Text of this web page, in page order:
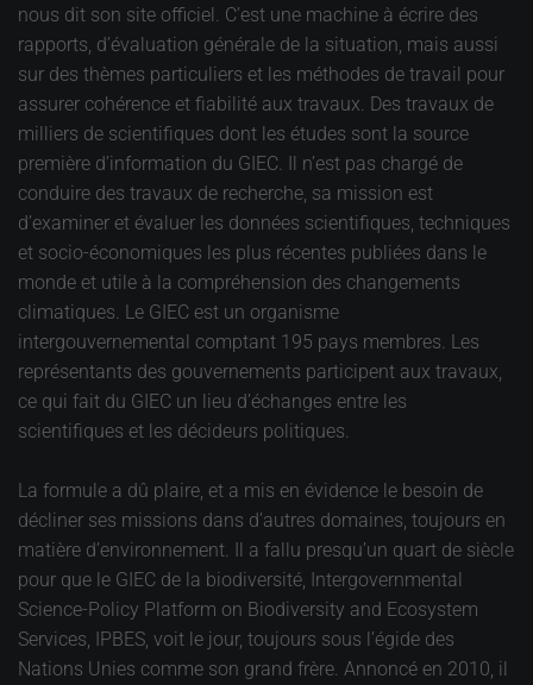
nous dit son site officiel. C’est une machine à écrire des
rapports, d’évaluation générale de la situation, mais aussi
sur des thèmes particuliers et les méthodes de travail pour
assurer cohérence et fiabilité aux travaux. Des travaux de
milliers de scientifiques dont les études sont la source
première d’information du GIEC. Il n’est pas chargé de
conduire des travaux de recherche, sa mission est
d’examiner et évaluer les données scientifiques, techniques
et socio-économiques les plus récentes publiées dans le
monde et utile à la compréhension des changements
climatiques. Le GIEC est un organisme
intergouvernemental comptant 195 pays membres. Les
représentants des gouvernements participent aux travaux,
ce qui fait du GIEC un lieu d’échanges entre les
scientifiques et les décideurs politiques.
La formule a dû plaire, et a mis en évidence le besoin de
décliner ses missions dans d’autres domaines, toujours en
matière d’environnement. Il a fallu presqu’un quart de siècle
pour que le GIEC de la biodiversité, Intergovernmental
Science-Policy Platform on Biodiversity and Ecosystem
Services, IPBES, voit le jour, toujours sous l’égide des
Nations Unies comme son grand frère. Annoncé en 2010, il